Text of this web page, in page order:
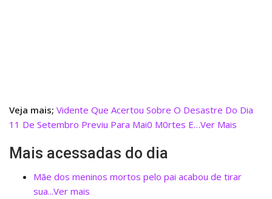
Veja mais; Vidente Que Acertou Sobre O Desastre Do Dia
11 De Setembro Previu Para Mai0 M0rtes E…Ver Mais
Mais acessadas do dia
Mãe dos meninos mortos pelo pai acabou de tirar
sua...Ver mais